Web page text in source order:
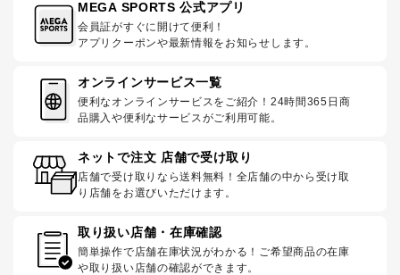
MEGA SPORTS 公式アプリ
会員証がすぐに開けて便利！
アプリクーポンや最新情報をお知らせします。
オンラインサービス一覧
便利なオンラインサービスをご紹介！24時間365日商
品購入や便利なサービスがご利用可能。
ネットで注文 店舗で受け取り
店舗で受け取りなら送料無料！全店舗の中から受け取
り店舗をお選びいただけます。
取り扱い店舗・在庫確認
簡単操作で店舗在庫状況がわかる！ご希望商品の在庫
や取り扱い店舗の確認ができます。